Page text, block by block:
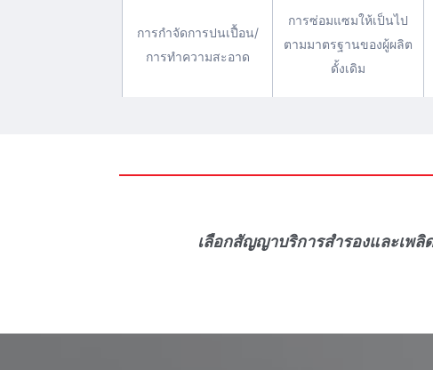
การกําจัดการปนเปื้อน/
การทําความสะอาด
การซ่อมแซมให้เป็นไป
ตามมาตรฐานของผู้ผลิต
ดั้งเดิม
เลือกสัญญาบริการสํารองและเพ